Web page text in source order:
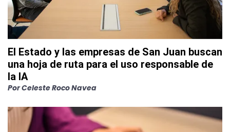
El Estado y las empresas de San Juan buscan
una hoja de ruta para el uso responsable de
la IA
PorCeleste Roco Navea